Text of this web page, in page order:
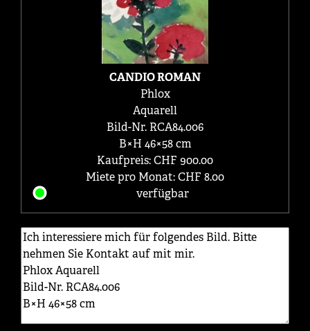
CANDIO ROMAN
Phlox
Aquarell
Bild-Nr. RCA84.006
B×H 46×58 cm
Kaufpreis: CHF 900.00
Miete pro Monat: CHF 8.00
verfügbar